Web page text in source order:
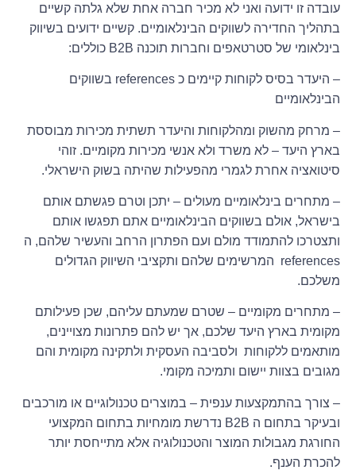
עובדה זו ידועה ואני לא מכיר חברה אחת שלא גלתה קשיים
בתהליך החדירה לשווקים הבינלאומיים. קשיים ידועים בשיווק
בינלאומי של סטרטאפים וחברות תוכנה B2B כוללים:
– היעדר בסיס לקוחות קיימים כ references בשווקים
הבינלאומיים
– מרחק מהשוק ומהלקוחות והיעדר תשתית מכירות מבוססת
בארץ היעד – לא משרד ולא אנשי מכירות מקומיים. זוהי
סיטואציה אחרת לגמרי מהפעילות שהיתה בשוק הישראלי.
– מתחרים בינלאומיים מעולים – יתכן וטרם פגשתם אותם
בישראל, אולם בשווקים הבינלאומיים אתם תפגשו אותם
ותצטרכו להתמודד מולם ועם הפתרון הרחב והעשיר שלהם, ה
references המרשימים שלהם ותקציבי השיווק הגדולים
משלכם.
– מתחרים מקומיים – שטרם שמעתם עליהם, שכן פעילותם
מקומית בארץ היעד שלכם, אך יש להם פתרונות מצויינים,
מותאמים ללקוחות ולסביבה העסקית ולתקינה מקומית והם
מגובים בצוות יישום ותמיכה מקומי.
– צורך בהתמקצעות ענפית – במוצרים טכנולוגיים או מורכבים
ובעיקר בתחום ה B2B נדרשת מומחיות בתחום המקצועי
החורגת מגבולות המוצר והטכנולוגיה אלא מתייחסת יותר
להכרת הענף.